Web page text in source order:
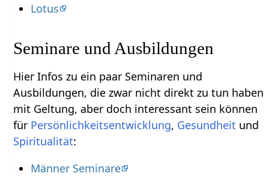
Lotus
Seminare und Ausbildungen
Hier Infos zu ein paar Seminaren und
Ausbildungen, die zwar nicht direkt zu tun haben
mit Geltung‏‎, aber doch interessant sein können
für Persönlichkeitsentwicklung, Gesundheit und
Spiritualität:
Männer Seminare